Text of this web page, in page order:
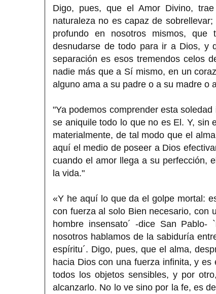
Digo, pues, que el Amor Divino,
naturaleza no es capaz de
profundo en nosotros mismos, que
desnudarse de todo para ir a Dios, y
separación es esos tremendos celos
nadie más que a Sí mismo, en un
alguno ama a su padre o a su madre o
"Ya podemos comprender esta
se aniquile todo lo que no es El. Y, sin
materialmente, de tal modo que el
aquí el medio de poseer a Dios
cuando el amor llega a su perfección,
la vida."
«Y he aquí lo que da el golpe mortal:
con fuerza al solo Bien necesario, con
hombre insensato´ -dice San
nosotros hablamos de la sabiduría
espíritu´. Digo, pues, que el alma,
hacia Dios con una fuerza infinita, y
todos los objetos sensibles, y por
alcanzarlo. No lo ve sino por la fe, es